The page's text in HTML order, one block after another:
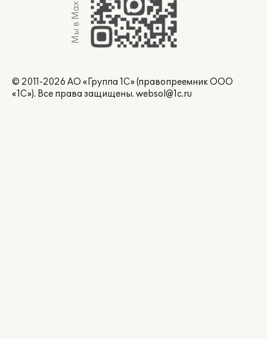
Мы в Max
© 2011-2026 АО «Группа 1С» (правопреемник ООО
«1С»). Все права защищены. websol@1c.ru